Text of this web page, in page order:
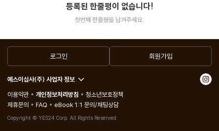
등록된 한줄평이 없습니다!
첫번째 한줄평을 남겨주세요.
로그인 회원가입
예스이십사(주) 사업자 정보
이용약관
개인정보처리방침
청소년보호정책
제휴문의
FAQ eBook 1:1 문의/채팅상담
Copyright © YES24 Corp. All Rights Reserved.